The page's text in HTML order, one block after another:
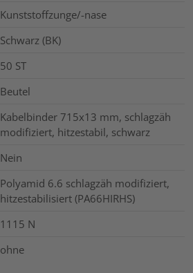
Kunststoffzunge/-nase
Schwarz (BK)
50 ST
Beutel
Kabelbinder 715x13 mm, schlagzäh
modifiziert, hitzestabil, schwarz
Nein
Polyamid 6.6 schlagzäh modifiziert,
hitzestabilisiert (PA66HIRHS)
1115 N
ohne